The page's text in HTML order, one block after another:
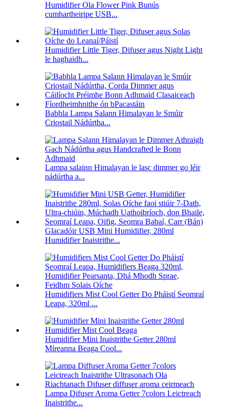
Humidifier Ola Flower Pink Bunús
cumhartheiripe USB...
Humidifier Little Tiger, Difuser agus Night Light
le haghaidh...
Babhla Lampa Salann Himalayan le Smúir
Criostail Nádúrtha...
Lampa salainn Himalayan le lasc dimmer go léir
nádúrtha a...
Glacadóir USB Mini Humidifier, 280ml
Humidifier Inaistrithe...
Humidifiers Mist Cool Getter Do Pháistí Seomraí
Leapa, 320ml ...
Humidifier Mini Inaistrithe Getter 280ml
Míreanna Beaga Cool...
Lampa Difuser Aroma Getter 7colors Leictreach
Inaistrithe...